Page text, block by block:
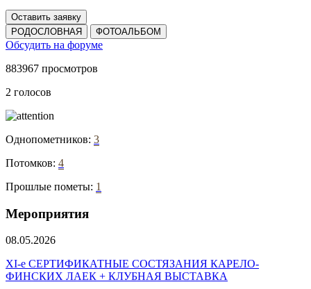
Оставить заявку
РОДОСЛОВНАЯ
ФОТОАЛЬБОМ
Обсудить на форуме
883967 просмотров
2 голосов
Однопометников: 3
Потомков: 4
Прошлые пометы: 1
Мероприятия
08.05.2026
ХI-е СЕРТИФИКАТНЫЕ СОСТЯЗАНИЯ КАРЕЛО-
ФИНСКИХ ЛАЕК + КЛУБНАЯ ВЫСТАВКА